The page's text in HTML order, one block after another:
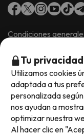
Condiciones
Política de cookies
Viajes para ti S.L.U.
Tu
Utilizamos cookies
adaptada a tus
personalizada
nos ayudan a
optimizar nuestra
Al hacer clic en